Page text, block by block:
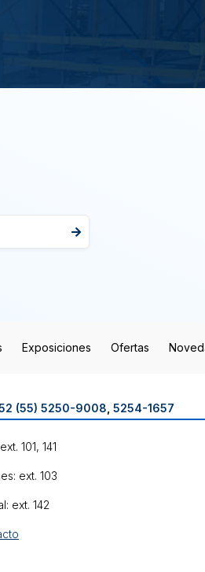
Exposiciones Ofertas
(55) 5250-9008 5254-1657
101, 141
ext. 103
ext. 142